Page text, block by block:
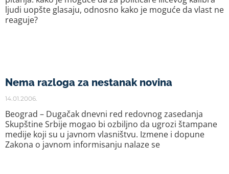
ljudi uopšte glasaju, odnosno kako je moguće da vlast ne
reaguje?
Nema razloga za nestanak novina
14.01.2006.
Beograd – Dugačak dnevni red redovnog zasedanja
Skupštine Srbije mogao bi ozbiljno da ugrozi štampane
medije koji su u javnom vlasništvu. Izmene i dopune
Zakona o javnom informisanju nalaze se